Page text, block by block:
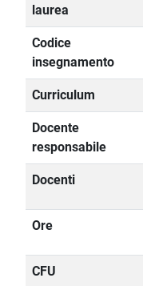
laurea
Codice
insegnamento
Curriculum
Docente
responsabile
Docenti
Ore
CFU